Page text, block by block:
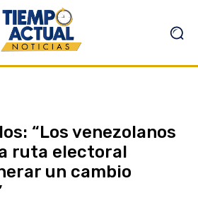
“Los venezolanos
ruta electoral
un cambio